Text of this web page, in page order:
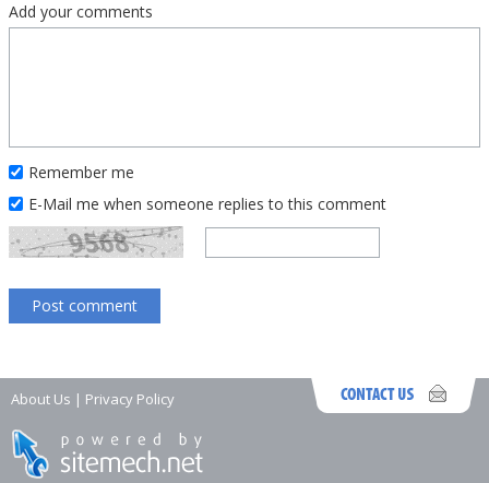
Add your comments
Remember me
E-Mail me when someone replies to this comment
About Us | Privacy Policy